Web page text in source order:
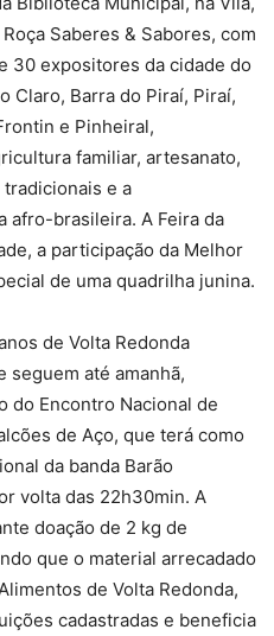
Saberes & Sabores, com
30 expositores da cidade do
Claro, Barra do Piraí, Piraí,
e Pinheiral,
familiar, artesanato,
e a
afro-brasileira. A Feira da
a participação da Melhor
de uma quadrilha junina.
de Volta Redonda
seguem até amanhã,
do Encontro Nacional de
de Aço, que terá como
da banda Barão
volta das 22h30min. A
doação de 2 kg de
que o material arrecadado
de Volta Redonda,
cadastradas e beneficia